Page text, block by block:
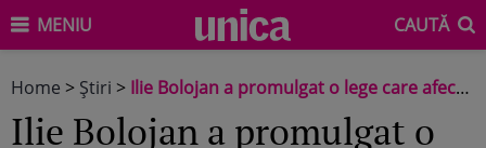
MENIU CAUTĂ
Home > Știri > Ilie Bolojan a promulgat o lege care afectează membrii Guvernului. Niciun demnitar nu mai are voie să solicite sau să primească cadouri
Ilie Bolojan a promulgat o